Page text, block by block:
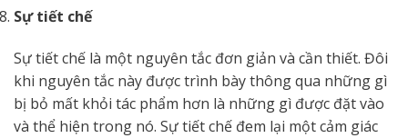
Sự tiết chế
Sự tiết chế là một nguyên tắc đơn giản và cần thiết. Đôi
khi nguyên tắc này được trình bày thông qua những gì
bị bỏ mất khỏi tác phẩm hơn là những gì được đặt vào
và thể hiện trong nó. Sự tiết chế đem lại một cảm giác